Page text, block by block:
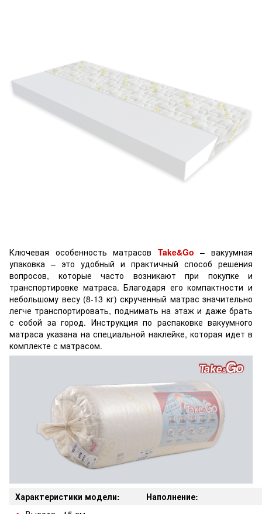
Ключевая особенность матрасов Take&Go – вакуумная
упаковка – это удобный и практичный способ решения
вопросов, которые часто возникают при покупке и
транспортировке матраса. Благодаря его компактности и
небольшому весу (8-13 кг) скрученный матрас значительно
легче транспортировать, поднимать на этаж и даже брать
с собой за город. Инструкция по распаковке вакуумного
матраса указана на специальной наклейке, которая идет в
комплекте с матрасом.
Характеристики модели:
Наполнение: